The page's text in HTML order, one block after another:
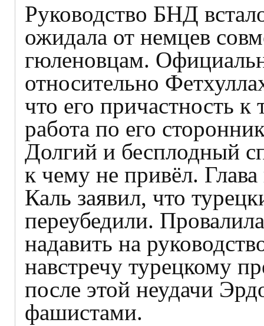
Руководство БНД
ожидала от немцев
гюленовцам.
относительно
что его причастность к
работа по его
Долгий и бесплодный
к чему не привёл.
Каль заявил, что
переубедили.
надавить на
навстречу турецкому
после этой неудачи
фашистами.